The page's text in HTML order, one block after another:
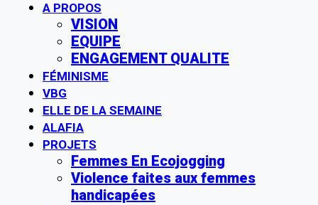
A PROPOS
VISION
EQUIPE
ENGAGEMENT QUALITE
FÉMINISME
VBG
ELLE DE LA SEMAINE
ALAFIA
PROJETS
Femmes En Ecojogging
Violence faites aux femmes
handicapées